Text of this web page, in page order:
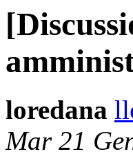
loredana
Mar 21